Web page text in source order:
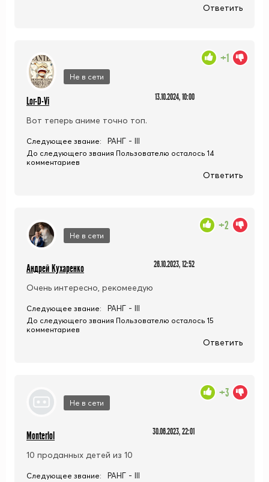
Ответить
Не в сети
Lor-D-Vi 13.10.2024, 10:00
Вот теперь аниме точно топ.
+1
Следующее звание: РАНГ - III
До следующего звания Пользователю осталось 14
комментариев
Ответить
Не в сети
Андрей Кухаренко 26.10.2023, 12:52
Очень интересно, рекомеедую
+2
Следующее звание: РАНГ - III
До следующего звания Пользователю осталось 15
комментариев
Ответить
Не в сети
Monterlol 30.06.2023, 22:01
10 проданных детей из 10
+3
Следующее звание: РАНГ - III